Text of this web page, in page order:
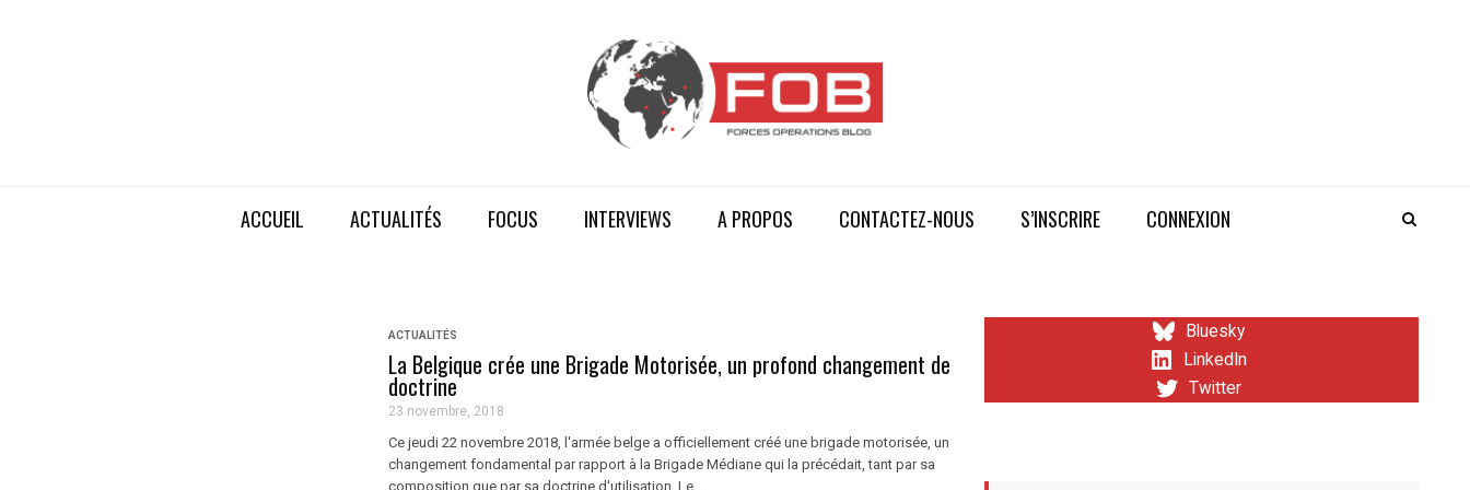
ACCUEIL ACTUALITÉS FOCUS INTERVIEWS A PROPOS CONTACTEZ-NOUS S’INSCRIRE CONNEXION
ACTUALITÉS
La Belgique crée une Brigade Motorisée, un profond changement de
doctrine
23 novembre, 2018
Ce jeudi 22 novembre 2018, l'armée belge a officiellement créé une brigade motorisée, un
changement fondamental par rapport à la Brigade Médiane qui la précédait, tant par sa
composition que par sa doctrine d'utilisation. Le ...
Bluesky
LinkedIn
Twitter